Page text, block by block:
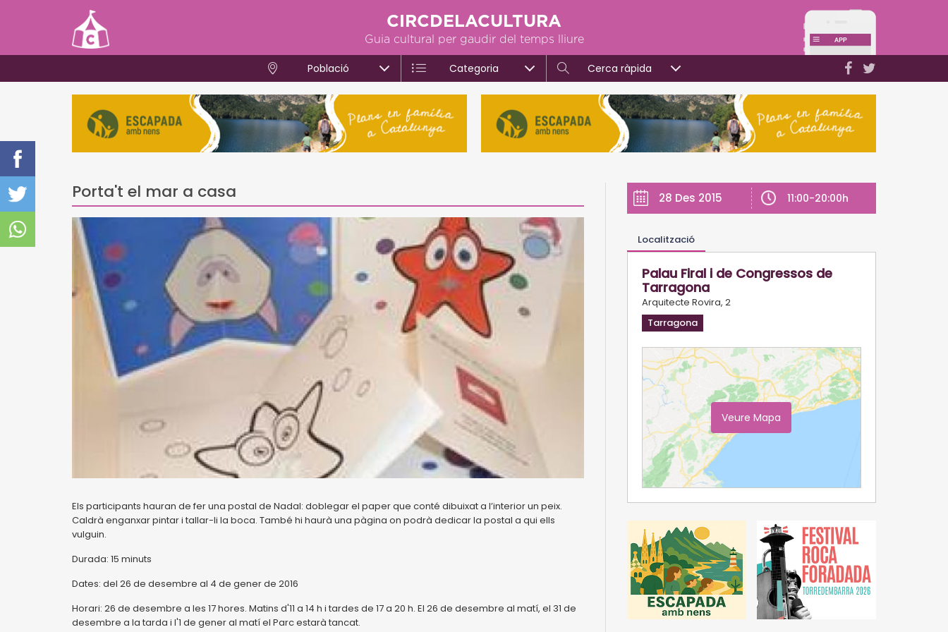
CIRCDELACULTURA
Guia cultural per gaudir del temps lliure
Població Categoria Cerca ràpida
Porta't el mar a casa
Els participants hauran de fer una postal de Nadal: doblegar el paper que conté dibuixat a l’interior un peix.
Caldrà enganxar pintar i tallar-li la boca. També hi haurà una pàgina on podrà dedicar la postal a qui ells
vulguin.
Durada: 15 minuts
Dates: del 26 de desembre al 4 de gener de 2016
Horari: 26 de desembre a les 17 hores. Matins d'11 a 14 h i tardes de 17 a 20 h. El 26 de desembre al matí, el 31 de
desembre a la tarda i l'1 de gener al matí el Parc estarà tancat.
28 Des 2015 11:00-20:00h
Localització
Palau Firal i de Congressos de
Tarragona
Arquitecte Rovira, 2
Tarragona
Veure Mapa